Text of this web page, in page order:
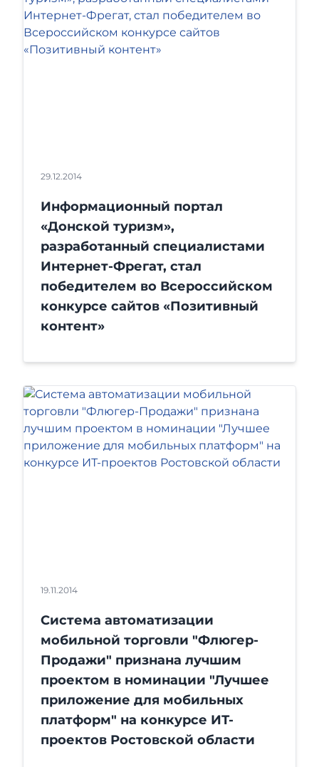
29.12.2014
Информационный портал
«Донской туризм»,
разработанный специалистами
Интернет-Фрегат, стал
победителем во Всероссийском
конкурсе сайтов «Позитивный
контент»
19.11.2014
Система автоматизации
мобильной торговли "Флюгер-
Продажи" признана лучшим
проектом в номинации "Лучшее
приложение для мобильных
платформ" на конкурсе ИТ-
проектов Ростовской области